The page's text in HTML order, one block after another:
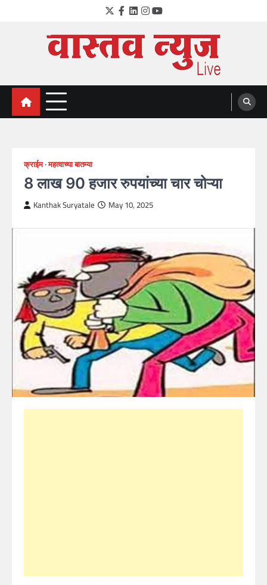
Twitter
Facebook
LinkedIn
Instagram
YouTube
VastavNEWSLive.com
a leading NEWS portal of Maharahstra
क्राईम महत्वाच्या बातम्या
8 लाख 90 हजार रुपयांच्या चार चोऱ्या
Kanthak Suryatale May 10, 2025